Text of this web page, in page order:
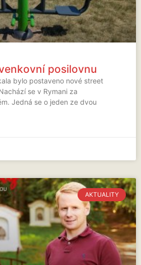
posilovnu
bylo postaveno nové street
se v Rymani za
Jedná se o jeden ze dvou
AKTUALITY